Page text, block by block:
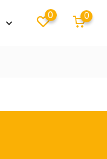
0 0